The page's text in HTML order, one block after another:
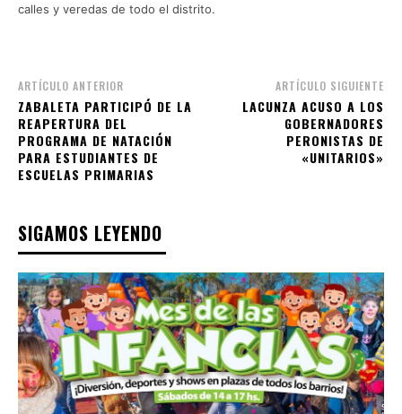
calles y veredas de todo el distrito.
ARTÍCULO ANTERIOR
ZABALETA PARTICIPÓ DE LA
REAPERTURA DEL
PROGRAMA DE NATACIÓN
PARA ESTUDIANTES DE
ESCUELAS PRIMARIAS
ARTÍCULO SIGUIENTE
LACUNZA ACUSO A LOS
GOBERNADORES
PERONISTAS DE
«UNITARIOS»
SIGAMOS LEYENDO